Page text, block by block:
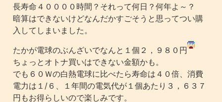
長寿命４００００時間？それって何日？何年よ～？
暗算はできないけどなんだかすごそうと思ってつい購
入してしまいました。
たかが電球のぶんざいでなんと１個２，９８０円
ちょっとオトナ買いはできない金額かも。
でも６０Ｗの白熱電球に比べたら寿命は４０倍、消費
電力は１/６、１年間の電気代が１個あたり３，６３７
円もお得らしいので楽しみです。